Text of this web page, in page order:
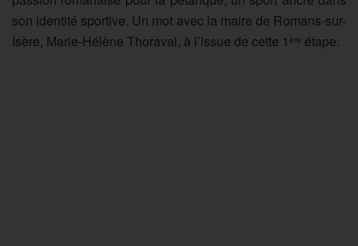
son identité sportive. Un mot avec la maire de Romans-sur-
Isère, Marie-Hélène Thoraval, à l’issue de cette 1 ère étape.